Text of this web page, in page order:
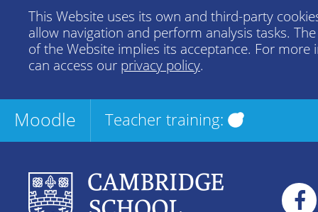
This Website uses its own and third-party
allow navigation and perform analysis tasks.
of the Website implies its acceptance. For more
can access our privacy policy.
Moodle Teacher training: